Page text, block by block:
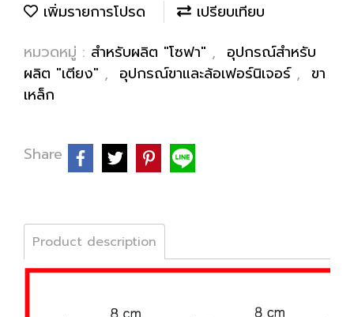
เพิ่มรายการโปรด
เปรียบเทียบ
หมวดหมู่ : สำหรับผลิต "โซฟา" , อุปกรณ์สำหรับ
ผลิต "เตียง" , อุปกรณ์ขาและล้อเฟอร์นิเจอร์ , ขา
เหล็ก
Share
Product description